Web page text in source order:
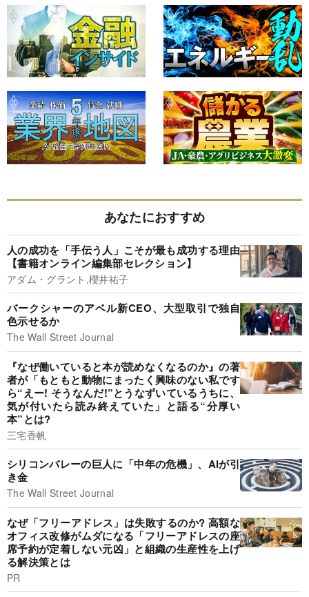
あなたにおすすめ
人の成功を「手伝う人」こそが最も成功する理由
【書籍オンライン編集部セレクション】
アダム・グラント,櫻井祐子
バークシャーのアベル新CEO、大型取引で独自
色示せるか
The Wall Street Journal
『なぜ働いていると本が読めなくなるのか』の著
者が「もともと動物にまったく興味のない私です
ら“えー! そうなんだ!”とうなずいているうちに、
気が付いたら読み終えていた」と語る“分厚い
本”とは?
三宅香帆
シリコンバレーの巨人に「中年の危機」、AIが引
き金
The Wall Street Journal
なぜ「フリーアドレス」は失敗するのか? 高額な
オフィス改修がムダになる「フリーアドレスの座
席予約が定着しない元凶」と組織の生産性を上げ
る解決策とは
PR